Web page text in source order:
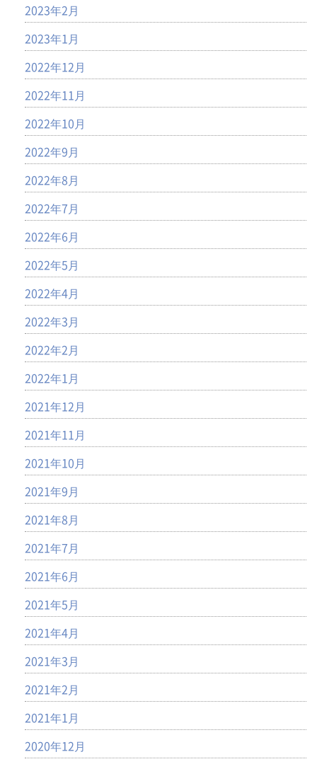
2023年2月
2023年1月
2022年12月
2022年11月
2022年10月
2022年9月
2022年8月
2022年7月
2022年6月
2022年5月
2022年4月
2022年3月
2022年2月
2022年1月
2021年12月
2021年11月
2021年10月
2021年9月
2021年8月
2021年7月
2021年6月
2021年5月
2021年4月
2021年3月
2021年2月
2021年1月
2020年12月